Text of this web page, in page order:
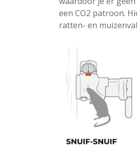
een CO2 patroon.
ratten- en